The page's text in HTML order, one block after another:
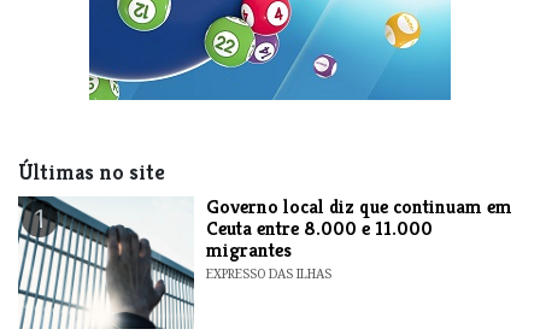
Últimas no site
1
​Governo local diz que continuam em
Ceuta entre 8.000 e 11.000
migrantes
EXPRESSO DAS ILHAS